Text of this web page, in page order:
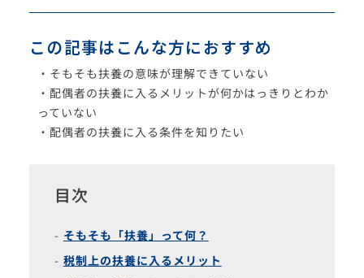
この記事はこんな方におすすめ
・そもそも扶養の意味が理解できていない
・配偶者の扶養に入るメリットが何かはっきりとわか
っていない
・配偶者の扶養に入る条件を知りたい
目次
そもそも「扶養」って何？
税制上の扶養に入るメリット